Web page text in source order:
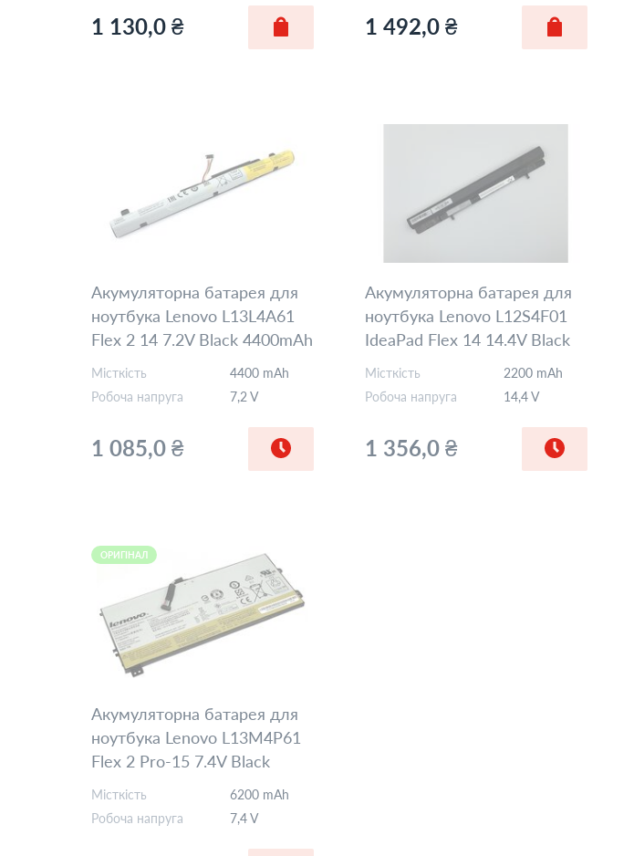
1 130,0 ₴ 1 492,0 ₴
Акумуляторна батарея для
ноутбука Lenovo L13L4A61
Flex 2 14 7.2V Black 4400mAh
OEM
Місткість
4400 mAh
Робоча напруга
7,2 V
1 085,0 ₴
Акумуляторна батарея для
ноутбука Lenovo L12S4F01
IdeaPad Flex 14 14.4V Black
2200mAh OEM
Місткість
2200 mAh
Робоча напруга
14,4 V
1 356,0 ₴
ОРИГІНАЛ
Акумуляторна батарея для
ноутбука Lenovo L13M4P61
Flex 2 Pro-15 7.4V Black
6200mAh Orig
Місткість
6200 mAh
Робоча напруга
7,4 V